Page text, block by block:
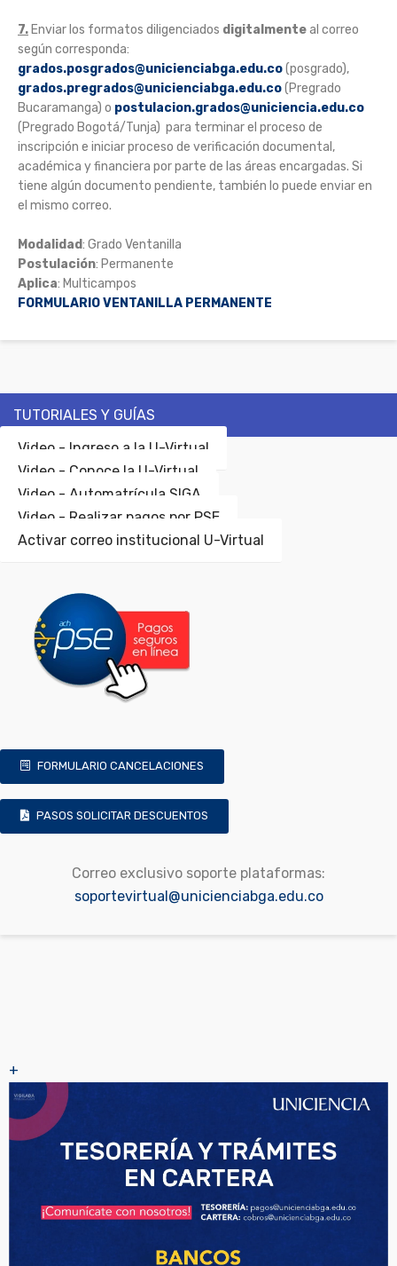
7. Enviar los formatos diligenciados digitalmenteal correo
según corresponda:
grados.posgrados@unicienciabga.edu.co(posgrado),
grados.pregrados@unicienciabga.edu.co(Pregrado
Bucaramanga) o postulacion.grados@uniciencia.edu.co
(Pregrado Bogotá/Tunja) para terminar el proceso de
inscripción e iniciar proceso de verificación documental,
académica y financiera por parte de las áreas encargadas. Si
tiene algún documento pendiente, también lo puede enviar en
el mismo correo.
Modalidad: Grado Ventanilla
Postulación: Permanente
Aplica: Multicampos
FORMULARIO VENTANILLA PERMANENTE
TUTORIALES Y GUÍAS
Video - Ingreso a la U-Virtual
Video - Conoce la U-Virtual
Video - Automatrícula SIGA
Video - Realizar pagos por PSE
Activar correo institucional U-Virtual
FORMULARIO CANCELACIONES
PASOS SOLICITAR DESCUENTOS
Correo exclusivo soporte plataformas:
soportevirtual@unicienciabga.edu.co
+